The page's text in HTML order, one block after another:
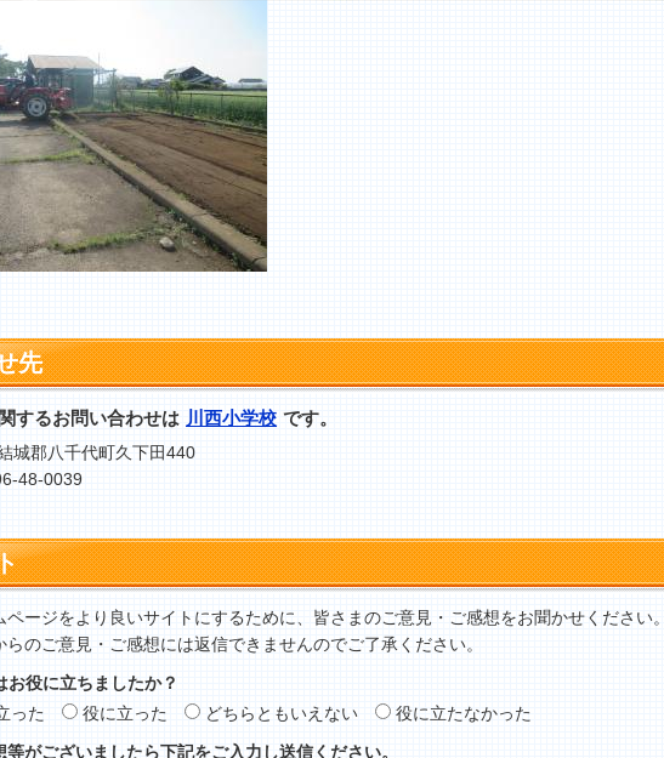
先
するお問い合わせは 川西小学校 です。
郡八千代町久下田440
48-0039
ページをより良いサイトにするために、皆さまのご意見・ご感想をお聞かせください。
らのご意見・ご感想には返信できませんのでご了承ください。
お役に立ちましたか？
った
役に立った どちらともいえない
役に立たなかった
等がございましたら下記をご入力し送信ください。